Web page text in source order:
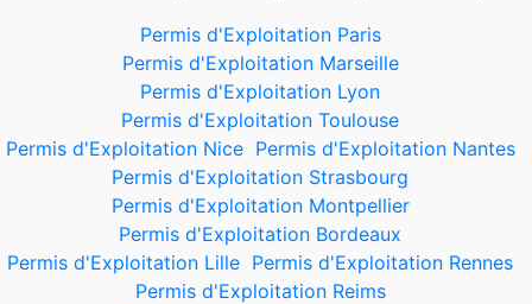
Permis d'Exploitation Paris
Permis d'Exploitation Marseille
Permis d'Exploitation Lyon
Permis d'Exploitation Toulouse
Permis d'Exploitation Nice Permis d'Exploitation Nantes
Permis d'Exploitation Strasbourg
Permis d'Exploitation Montpellier
Permis d'Exploitation Bordeaux
Permis d'Exploitation Lille Permis d'Exploitation Rennes
Permis d'Exploitation Reims